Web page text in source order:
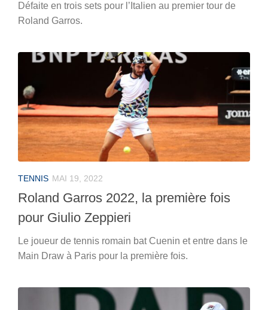
Défaite en trois sets pour l’Italien au premier tour de
Roland Garros.
TENNIS MAI 19, 2022
Roland Garros 2022, la première fois
pour Giulio Zeppieri
Le joueur de tennis romain bat Cuenin et entre dans le
Main Draw à Paris pour la première fois.